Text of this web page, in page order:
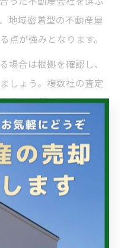
地域密着型の不動産屋
点が強みとなります。
場合は根拠を確認し、
しょう。複数社の査定
件で売却に臨むこと
。
る交渉姿勢の違い
とされる行動を避ける
体的には「虚偽の情報
時同意」「買主や仲介
げられます。これらは